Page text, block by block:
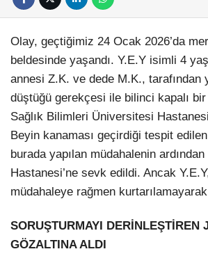
Olay, geçtiğimiz 24 Ocak 2026’da
beldesinde yaşandı. Y.E.Y isimli 4
annesi Z.K. ve dede M.K., tarafından
düştüğü gerekçesi ile bilinci kapalı
Sağlık Bilimleri Üniversitesi
Beyin kanaması geçirdiği tespit
burada yapılan müdahalenin
Hastanesi’ne sevk edildi. Ancak
müdahaleye rağmen
SORUŞTURMAYI DERİNLEŞTİREN
GÖZALTINA ALDI